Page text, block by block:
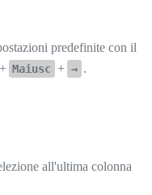
predefinite con il
+ Maiusc + → .
all'ultima colonna